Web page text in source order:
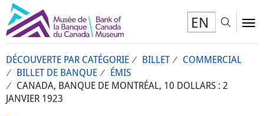
EN
DÉCOUVERTE PAR CATÉGORIE BILLET
COMMERCIAL
BILLET DE BANQUE
ÉMIS
CANADA, BANQUE DE MONTRÉAL, 10 DOLLARS : 2
JANVIER 1923